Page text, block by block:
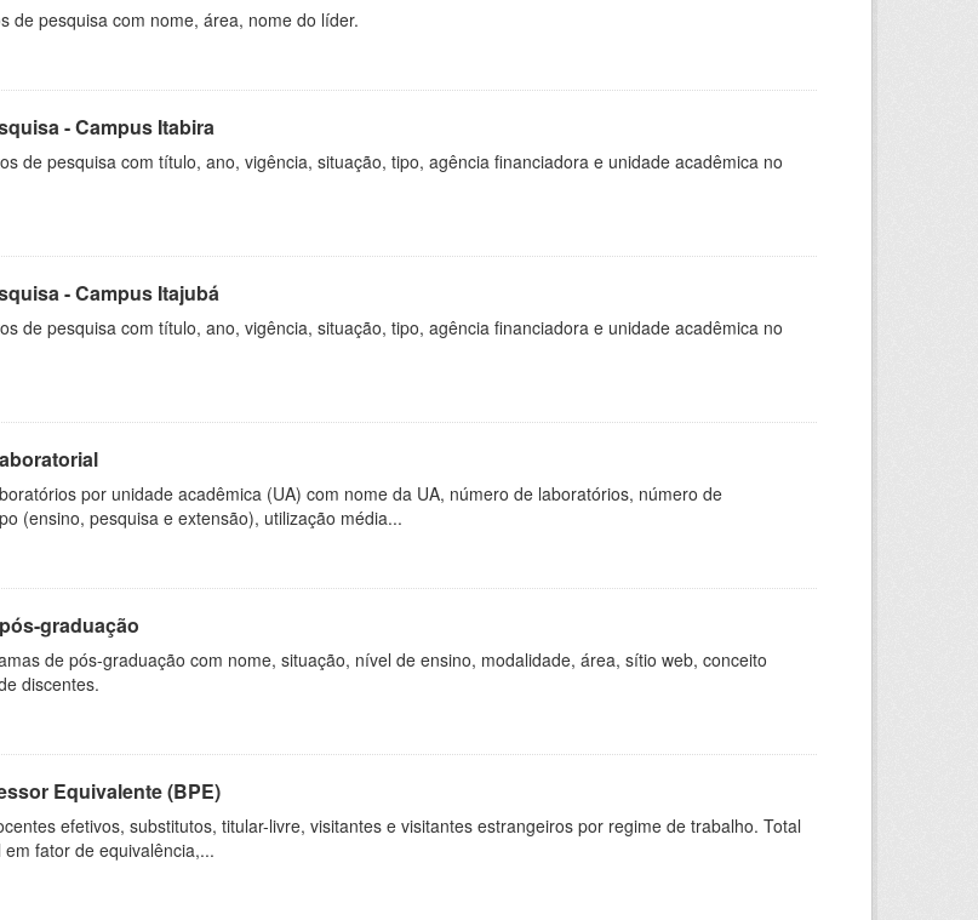
de pesquisa com nome, área, nome do líder.
- Campus Itabira
de pesquisa com título, ano, vigência, situação, tipo, agência financiadora e unidade acadêmica no
- Campus Itajubá
de pesquisa com título, ano, vigência, situação, tipo, agência financiadora e unidade acadêmica no
por unidade acadêmica (UA) com nome da UA, número de laboratórios, número de
(ensino, pesquisa e extensão), utilização média...
graduação
de pós-graduação com nome, situação, nível de ensino, modalidade, área, sítio web, conceito
discentes.
Equivalente (BPE)
efetivos, substitutos, titular-livre, visitantes e visitantes estrangeiros por regime de trabalho. Total
fator de equivalência,...